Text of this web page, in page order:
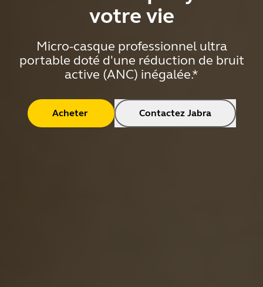
votre vie
Micro-casque professionnel ultra
portable doté d'une réduction de bruit
active (ANC) inégalée.*
Acheter Contactez Jabra